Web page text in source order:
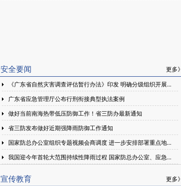
安全要闻
更多》
《广东省自然灾害调查评估暂行办法》印发 明确分级组织开展...
广东省应急管理厅公布行刑衔接典型执法案例
做好当前南海热带低压防御工作！省三防办最新通知
省三防发布做好近期强降雨防御工作通知
国家防总办公室组织专题视频会商调度 进一步安排部署重点地...
我国迎今年首轮大范围持续性降雨过程 国家防总办公室、应急...
宣传教育
更多》